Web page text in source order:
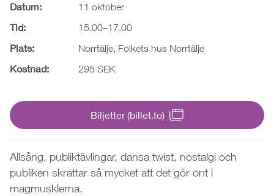
Datum: 11 oktober
Tid: 15.00–17.00
Plats: Norrtälje, Folkets hus Norrtälje
Kostnad: 295 SEK
Biljetter (billet.to)
Allsång, publiktävlingar, dansa twist, nostalgi och
publiken skrattar så mycket att det gör ont i
magmusklerna.